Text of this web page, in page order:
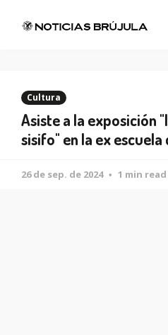
Cultura
Asiste a la exposición
sisifo" en la ex escuela
26 de sep. de 2024 1 min read